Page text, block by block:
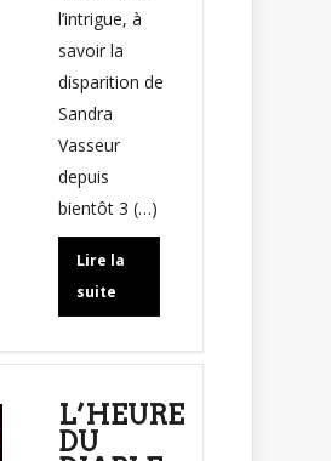
l’intrigue, à
savoir la
disparition de
Sandra
Vasseur
depuis
bientôt 3 (…)
Lire la
suite
L’HEURE
DU